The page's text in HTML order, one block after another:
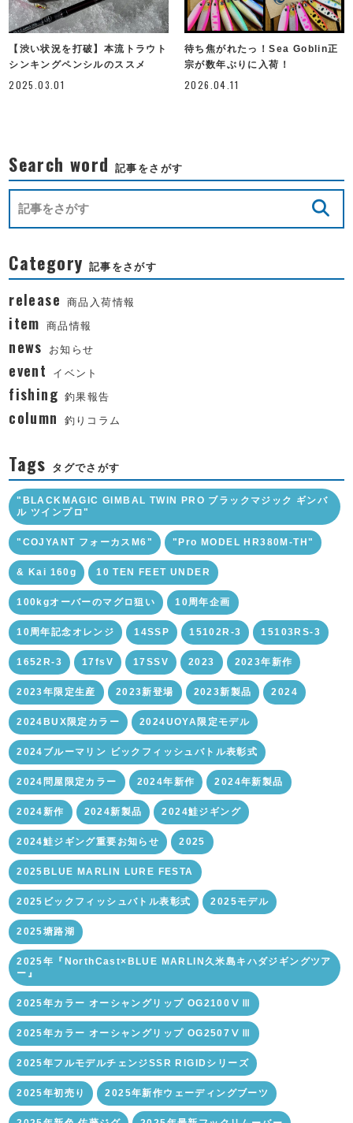
【渋い状況を打破】本流トラウト
シンキングペンシルのススメ
2025.03.01
待ち焦がれたっ！Sea Goblin正
宗が数年ぶりに入荷！
2026.04.11
Search word 記事をさがす
Category 記事をさがす
release 商品入荷情報
item 商品情報
news お知らせ
event イベント
fishing 釣果報告
column 釣りコラム
Tags タグでさがす
"BLACKMAGIC GIMBAL TWIN PRO ブラックマジック ギンバ
ル ツインプロ"
"COJYANT フォーカスM6" "Pro MODEL HR380M-TH"
& Kai 160g 10 TEN FEET UNDER
100kgオーバーのマグロ狙い 10周年企画
10周年記念オレンジ 14SSP 15102R-3 15103RS-3
1652R-3 17fsV 17SSV 2023 2023年新作
2023年限定生産 2023新登場 2023新製品 2024
2024BUX限定カラー 2024UOYA限定モデル
2024ブルーマリン ビックフィッシュバトル表彰式
2024問屋限定カラー 2024年新作 2024年新製品
2024新作 2024新製品 2024鮭ジギング
2024鮭ジギング重要お知らせ 2025
2025BLUE MARLIN LURE FESTA
2025ビックフィッシュバトル表彰式 2025モデル
2025塘路湖
2025年『NorthCast×BLUE MARLIN久米島キハダジギングツア
ー』
2025年カラー オーシャングリップ OG2100ⅤⅢ
2025年カラー オーシャングリップ OG2507ⅤⅢ
2025年フルモデルチェンジSSR RIGIDシリーズ
2025年初売り 2025年新作ウェーディングブーツ